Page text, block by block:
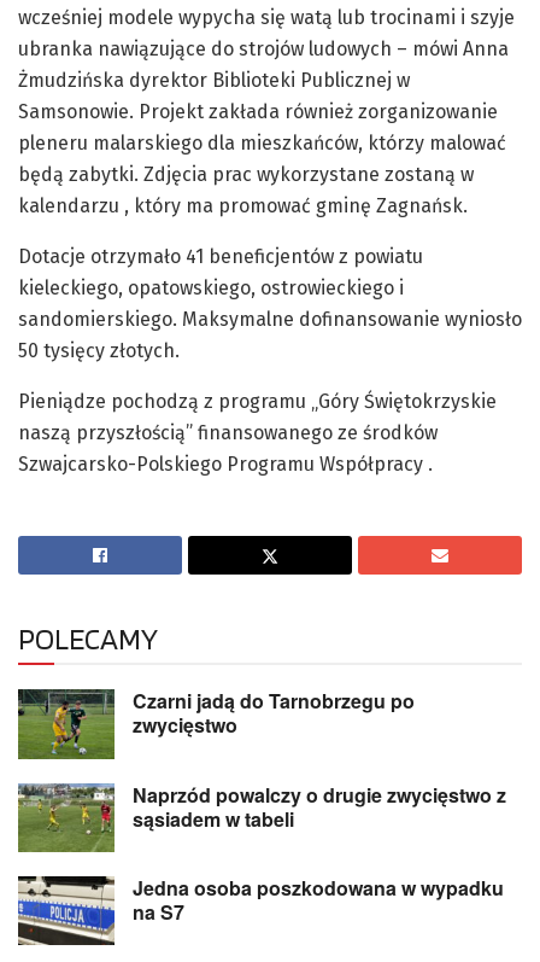
wcześniej modele wypycha się watą lub trocinami i szyje
ubranka nawiązujące do strojów ludowych – mówi Anna
Żmudzińska dyrektor Biblioteki Publicznej w
Samsonowie. Projekt zakłada również zorganizowanie
pleneru malarskiego dla mieszkańców, którzy malować
będą zabytki. Zdjęcia prac wykorzystane zostaną w
kalendarzu , który ma promować gminę Zagnańsk.
Dotacje otrzymało 41 beneficjentów z powiatu
kieleckiego, opatowskiego, ostrowieckiego i
sandomierskiego. Maksymalne dofinansowanie wyniosło
50 tysięcy złotych.
Pieniądze pochodzą z programu „Góry Świętokrzyskie
naszą przyszłością” finansowanego ze środków
Szwajcarsko-Polskiego Programu Współpracy .
POLECAMY
Czarni jadą do Tarnobrzegu po
zwycięstwo
Naprzód powalczy o drugie zwycięstwo z
sąsiadem w tabeli
Jedna osoba poszkodowana w wypadku
na S7